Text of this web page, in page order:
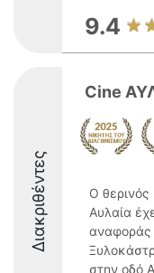
9.4
Διακριθέντες
Cine
Ο
Αυλαία
αναφοράς
στην οδό